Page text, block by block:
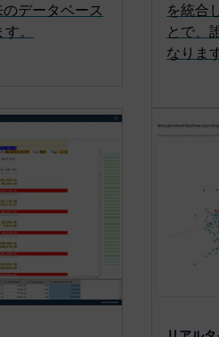
データベース
。
を統合
とで、
なりま